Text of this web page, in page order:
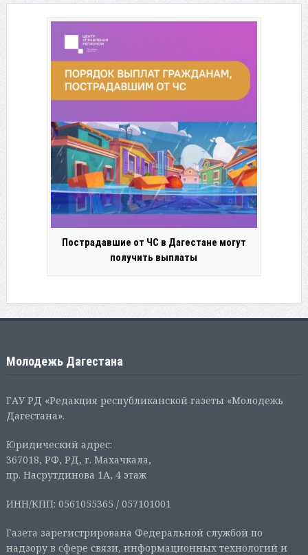
Пострадавшие от ЧС в Дагестане могут
получить выплаты
Молодежь Дагестана
ГАУ РД «Редакция республиканской газеты «Молодежь
Дагестана».
Юридический адрес:
367018, РФ, РД, г. Махачкала,
пр. Насрутдинова 1А, 4 этаж
ИНН/КПП: 0561055365 / 057101001
Газета зарегистрирована Федеральной службой по
надзору в сфере связи, информационных технологий и